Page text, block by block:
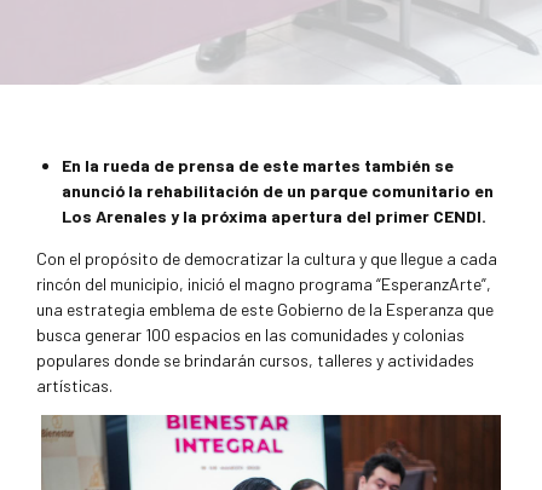
En la rueda de prensa de este martes también se
anunció la rehabilitación de un parque comunitario en
Los Arenales y la próxima apertura del primer CENDI.
Con el propósito de democratizar la cultura y que llegue a cada
rincón del municipio, inició el magno programa “EsperanzArte”,
una estrategia emblema de este Gobierno de la Esperanza que
busca generar 100 espacios en las comunidades y colonias
populares donde se brindarán cursos, talleres y actividades
artísticas.